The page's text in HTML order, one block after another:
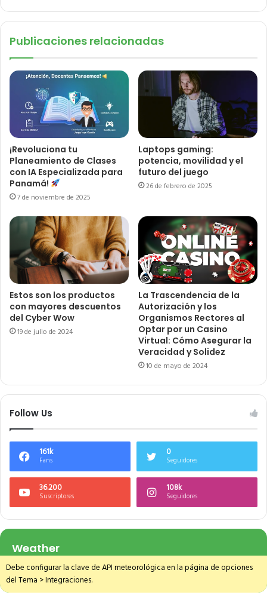
Publicaciones relacionadas
¡Revoluciona tu
Planeamiento de Clases
con IA Especializada para
Panamá!
7 de noviembre de 2025
Laptops gaming:
potencia, movilidad y el
futuro del juego
26 de febrero de 2025
Estos son los productos
con mayores descuentos
del Cyber Wow
19 de julio de 2024
La Trascendencia de la
Autorización y los
Organismos Rectores al
Optar por un Casino
Virtual: Cómo Asegurar la
Veracidad y Solidez
10 de mayo de 2024
Follow Us
161k
Fans
0
Seguidores
36.200
Suscriptores
108k
Seguidores
Weather
Debe configurar la clave de API meteorológica en la página de opciones
del Tema > Integraciones.